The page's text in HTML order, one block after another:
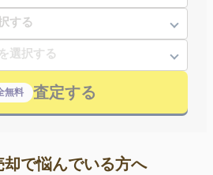
無料 査定する
却で悩んでいる方へ